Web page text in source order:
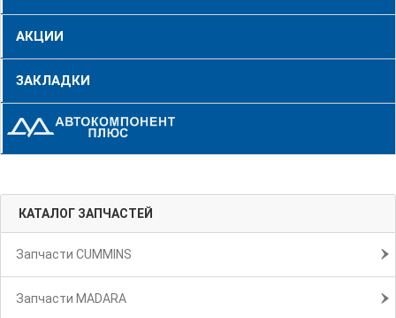
АКЦИИ
ЗАКЛАДКИ
КАТАЛОГ ЗАПЧАСТЕЙ
Запчасти CUMMINS
Запчасти MADARA